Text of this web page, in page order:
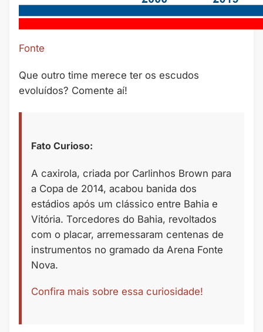
Fonte
Que outro time merece ter os escudos
evoluídos? Comente aí!
Fato Curioso:
A caxirola, criada por Carlinhos Brown para
a Copa de 2014, acabou banida dos
estádios após um clássico entre Bahia e
Vitória. Torcedores do Bahia, revoltados
com o placar, arremessaram centenas de
instrumentos no gramado da Arena Fonte
Nova.
Confira mais sobre essa curiosidade!